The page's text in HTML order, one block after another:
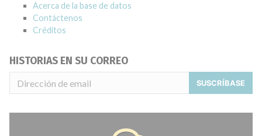
Acerca de la base de datos
Contáctenos
Créditos
HISTORIAS EN SU CORREO
SUSCRÍBASE